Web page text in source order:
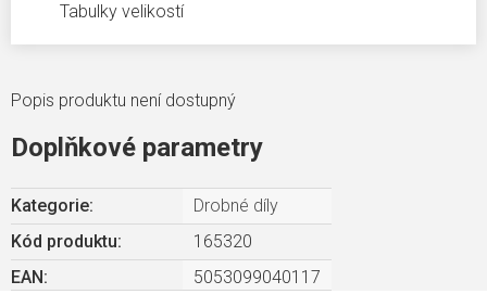
Tabulky velikostí
Popis produktu není dostupný
Doplňkové parametry
Kategorie:
Drobné díly
Kód produktu:
165320
EAN : 5053099040117